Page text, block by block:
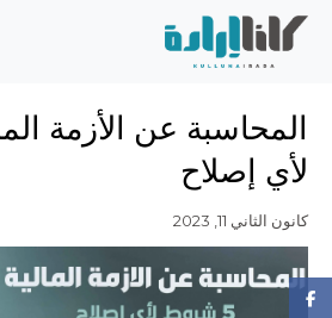
من نحن
المهمة والمخطط
مجلس الإدارة
الفريق التنفيذي
الشركاء
القضايا
لأي إصلاح
كانون الثاني 11, 2023